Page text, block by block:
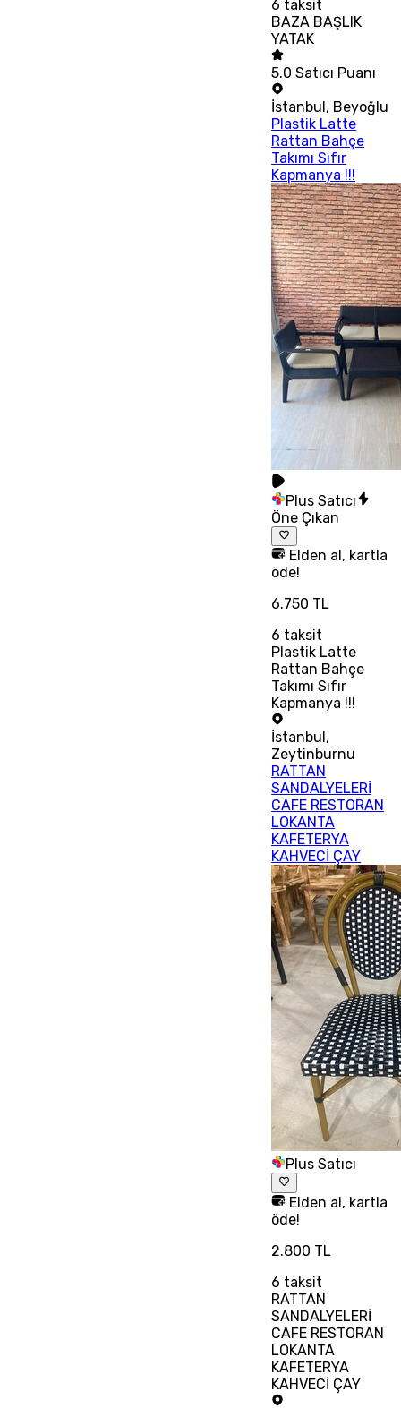
6 taksit
BAZA BAŞLIK
YATAK
5.0 Satıcı Puanı
İstanbul, Beyoğlu
Plastik Latte
Rattan Bahçe
Takımı Sıfır
Kapmanya !!!
Plus Satıcı
Öne Çıkan
Elden al, kartla
öde!
6.750 TL
6 taksit
Plastik Latte
Rattan Bahçe
Takımı Sıfır
Kapmanya !!!
İstanbul ,
Zeytinburnu
RATTAN
SANDALYELERİ
CAFE RESTORAN
LOKANTA
KAFETERYA
KAHVECİ ÇAY
Plus Satıcı
Elden al, kartla
öde!
2.800 TL
6 taksit
RATTAN
SANDALYELERİ
CAFE RESTORAN
LOKANTA
KAFETERYA
KAHVECİ ÇAY